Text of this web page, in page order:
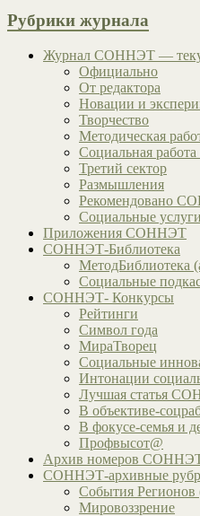
Рубрики журнала
Журнал СОННЭТ —
Официально
От редактора
Новации и
Творчество
Методическая
Социальная
Третий сектор
Размышления
Рекомендовано
Социальные
Приложения СОННЭТ
СОННЭТ-Библиотека
МетодБиблиотека
Социальные
СОННЭТ- Конкурсы
Рейтинги
Символ года
МираТворец
Социальные
Интонации
Лучшая статья
В объективе-
В фокусе-семья и
Профвысот@
Архив номеров
СОННЭТ-архивные
События Регионов
Мировоззрение